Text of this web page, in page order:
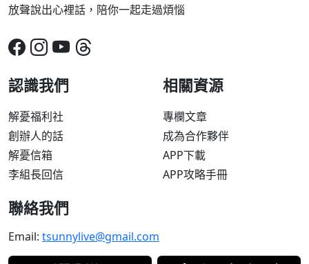
放聲說出心裡話，陪你一起走過煩惱
認識我們
解憂福利社
創辦人的話
解憂信箱
李組長回信
相關資源
專欄文章
成為合作夥伴
APP下載
APP攻略手冊
聯絡我們
Email: tsunnylive@gmail.com